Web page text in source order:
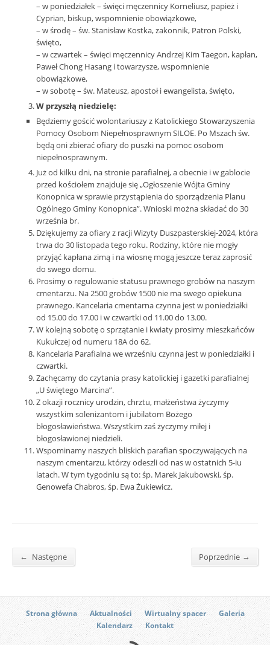
– w poniedziałek – święci męczennicy Korneliusz, papież i
Cyprian, biskup, wspomnienie obowiązkowe,
– w środę – św. Stanisław Kostka, zakonnik, Patron Polski,
święto,
– w czwartek – święci męczennicy Andrzej Kim Taegon, kapłan,
Paweł Chong Hasang i towarzysze, wspomnienie
obowiązkowe,
– w sobotę – św. Mateusz, apostoł i ewangelista, święto,
W przyszłą niedzielę:
Będziemy gościć wolontariuszy z Katolickiego Stowarzyszenia
Pomocy Osobom Niepełnosprawnym SILOE. Po Mszach św.
będą oni zbierać ofiary do puszki na pomoc osobom
niepełnosprawnym.
Już od kilku dni, na stronie parafialnej, a obecnie i w gablocie
przed kościołem znajduje się „Ogłoszenie Wójta Gminy
Konopnica w sprawie przystąpienia do sporządzenia Planu
Ogólnego Gminy Konopnica”. Wnioski można składać do 30
września br.
Dziękujemy za ofiary z racji Wizyty Duszpasterskiej-2024, która
trwa do 30 listopada tego roku. Rodziny, które nie mogły
przyjąć kapłana zimą i na wiosnę mogą jeszcze teraz zaprosić
do swego domu.
Prosimy o regulowanie statusu prawnego grobów na naszym
cmentarzu. Na 2500 grobów 1500 nie ma swego opiekuna
prawnego. Kancelaria cmentarna czynna jest w poniedziałki
od 15.00 do 17.00 i w czwartki od 11.00 do 13.00.
W kolejną sobotę o sprzątanie i kwiaty prosimy mieszkańców
Kukułczej od numeru 18A do 62.
Kancelaria Parafialna we wrześniu czynna jest w poniedziałki i
czwartki.
Zachęcamy do czytania prasy katolickiej i gazetki parafialnej
„U świętego Marcina”.
Z okazji rocznicy urodzin, chrztu, małżeństwa życzymy
wszystkim solenizantom i jubilatom Bożego
błogosławieństwa. Wszystkim zaś życzymy miłej i
błogosławionej niedzieli.
Wspominamy naszych bliskich parafian spoczywających na
naszym cmentarzu, którzy odeszli od nas w ostatnich 5-iu
latach. W tym tygodniu są to: śp. Marek Jakubowski, śp.
Genowefa Chabros, śp. Ewa Żukiewicz.
← Następne Poprzednie →
Strona główna Aktualności Wirtualny spacer
Galeria
Kalendarz
Kontakt